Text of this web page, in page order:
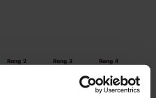
Rang 2 Rang 3 Rang 4
€ 25,00